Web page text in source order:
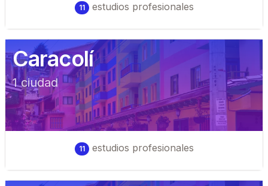
11 estudios profesionales
Caracolí
1ciudad
11 estudios profesionales